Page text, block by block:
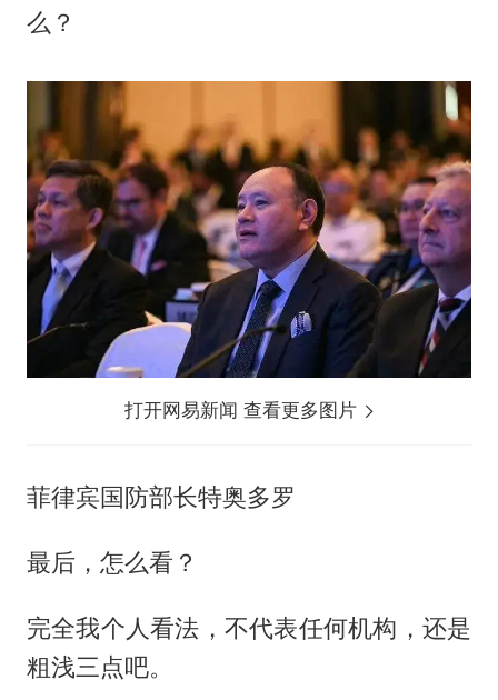
么？
打开网易新闻 查看更多图片
菲律宾国防部长特奥多罗
最后，怎么看？
完全我个人看法，不代表任何机构，还是
粗浅三点吧。